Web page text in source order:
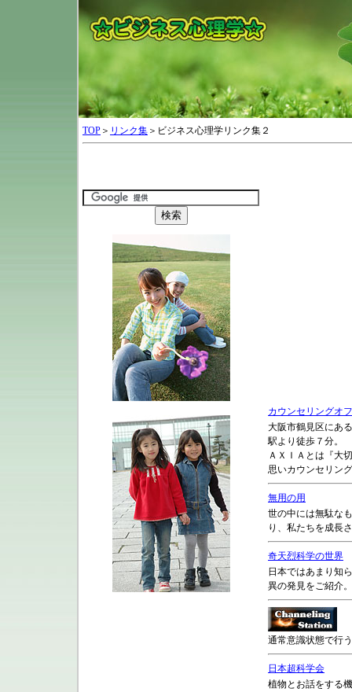
TOP ＞ リンク集 ＞ビジネス心理学リンク集２
カウンセリングオ
大阪市鶴見区にあ
駅より徒歩７分。
ＡＸＩＡとは『大
思いカウンセリン
無用の用
世の中には無駄な
り、私たちを成長
奇天烈科学の世界
日本ではあまり知
異の発見をご紹介。
通常意識状態で行
日本超科学会
植物とお話をする